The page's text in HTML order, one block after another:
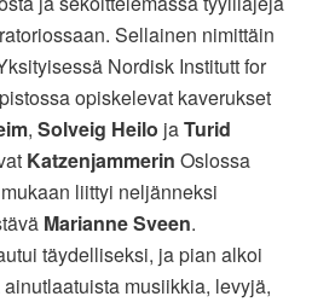
Sellainen nimittäin
Nordisk Institutt for
opiskelevat kaverukset
,Solveig Heilo jaTurid
Katzenjammerin Oslossa
liittyi neljänneksi
Marianne Sveen.
täydelliseksi, ja pian alkoi
musiikkia, levyjä,